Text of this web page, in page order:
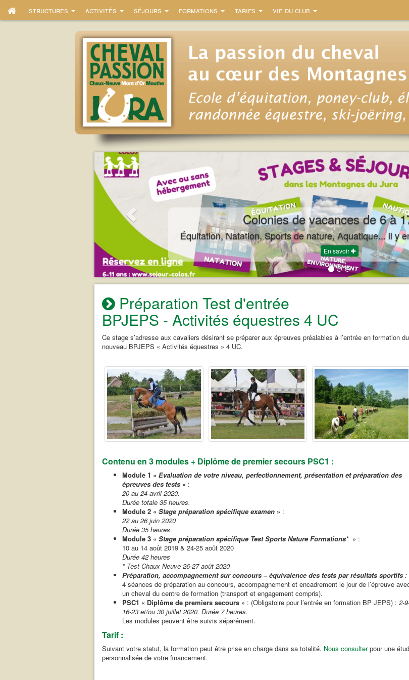
structures activités séjours formations tarifs vie du club
Colonies de vacances de 6 à
Équitation, Natation, Sports de nature, Aquatique... il y
En savoir
Préparation Test d'entrée
BPJEPS - Activités équestres 4 UC
Ce stage s’adresse aux cavaliers désirant se préparer aux épreuves préalables à l’entrée en formation du
nouveau BPJEPS « Activités équestres » 4 UC.
Contenu en 3 modules + Diplôme de premier secours PSC1 :
Module 1 « Evaluation de votre niveau, perfectionnement, présentation et préparation des
épreuves des tests » :
20 au 24 avril 2020.
Durée totale 35 heures.
Module 2 « Stage préparation spécifique examen » :
22 au 26 juin 2020
Durée 35 heures.
Module 3 « Stage préparation spécifique Test Sports Nature Formations* » :
10 au 14 août 2019 & 24-25 août 2020
Durée 42 heures
*Test Chaux Neuve 26-27 août 2020
Préparation, accompagnement sur concours – équivalence des tests par résultats sportifs :
4 séances de préparation au concours, accompagnement et encadrement le jour de l’épreuve
un cheval du centre de formation (transport et engagement compris).
PSC1 « Diplôme de premiers secours » : (Obligatoire pour l’entrée en formation BP JEPS) : 2-
16-23 et/ou 30 juillet 2020. Durée 7 heures.
Les modules peuvent être suivis séparément.
Tarif :
Suivant votre statut, la formation peut être prise en charge dans sa totalité. Nous consulterpour une
personnalisée de votre financement.